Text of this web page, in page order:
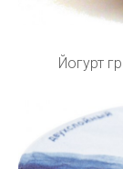
Йогурт